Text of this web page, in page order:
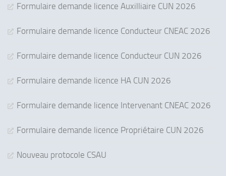
Formulaire demande licence Auxilliaire CUN 2026
Formulaire demande licence Conducteur CNEAC 2026
Formulaire demande licence Conducteur CUN 2026
Formulaire demande licence HA CUN 2026
Formulaire demande licence Intervenant CNEAC 2026
Formulaire demande licence Propriétaire CUN 2026
Nouveau protocole CSAU